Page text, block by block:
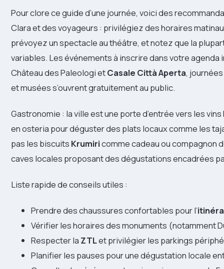
Pour clore ce guide d’une journée, voici des
Clara et des voyageurs : privilégiez des horaires
prévoyez un spectacle au théâtre, et notez que la
variables. Les événements à inscrire dans votre agenda
Château des Paleologi etCasale Città Aperta,
et musées s’ouvrent gratuitement au public.
Gastronomie : la ville est une porte d’entrée vers les
en osteria pour déguster des plats locaux comme les
pas les biscuits Krumiricomme cadeau ou compagnon
caves locales proposant des dégustations encadrées
Liste rapide de conseils utiles :
Prendre des chaussures confortables pour l’
Vérifier les horaires des monuments (notamment
Respecter la ZTLet privilégier les parkings
Planifier les pauses pour une dégustation locale